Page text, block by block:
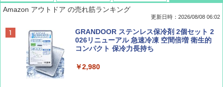
BE-PAL(ビ-パル) 2026年 9 月号【特別付録:
SOTO ミニマル"旅"財布 ランダム2種】
D40 地球の歩き方 チェンマイ タイ北部の魅
力的な町 2026～2027 地球の歩き方D アジア
[キャンパーズコレクション 山善] ポップアッ
プテント 傘みたいに広げて畳める パッとサ
ッとサンシェード キューブ フルクローズ メ
&ハイキング カーキ PATC-150(KH)
Amazon アウトドア の売れ筋ランキング
更新日時：2026/08/08 06:02
GRANDOOR ステンレス保冷剤 2個セット 2
026リニューアル 急速冷凍 空間倍増 衛生的
コンパクト 保冷力長持ち
￥2,980